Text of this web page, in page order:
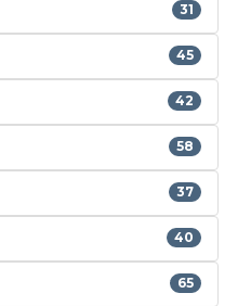
31
45
42
58
37
40
65